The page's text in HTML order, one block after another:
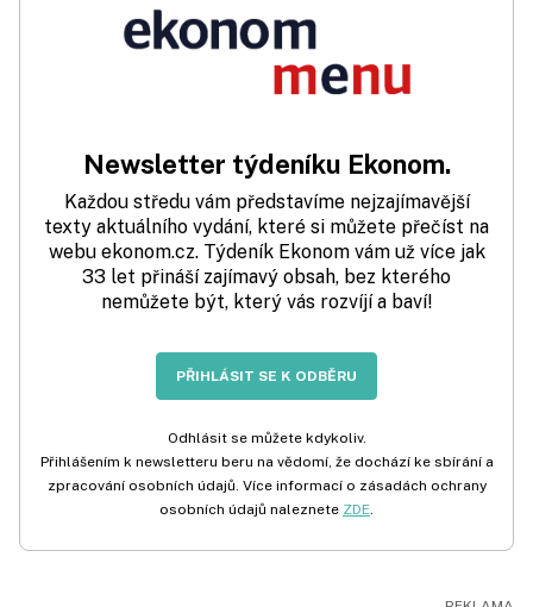
Newsletter týdeníku Ekonom.
Každou středu vám představíme nejzajímavější
texty aktuálního vydání, které si můžete přečíst na
webu ekonom.cz. Týdeník Ekonom vám už více jak
33 let přináší zajímavý obsah, bez kterého
nemůžete být, který vás rozvíjí a baví!
PŘIHLÁSIT SE K ODBĚRU
Odhlásit se můžete kdykoliv.
Přihlášením k newsletteru beru na vědomí, že dochází ke sbírání a
zpracování osobních údajů. Více informací o zásadách ochrany
osobních údajů naleznete ZDE.